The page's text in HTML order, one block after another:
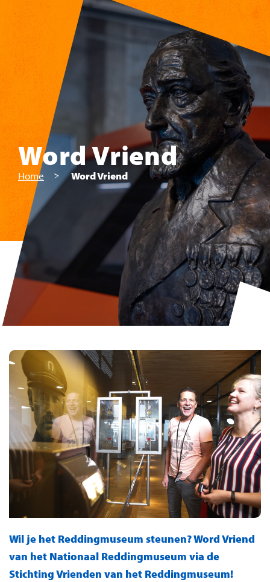
Skip to main content
Word Vriend
Home Word Vriend
Wil je het Reddingmuseum steunen? Word Vriend
van het Nationaal Reddingmuseum via de
Stichting Vrienden van het Reddingmuseum!